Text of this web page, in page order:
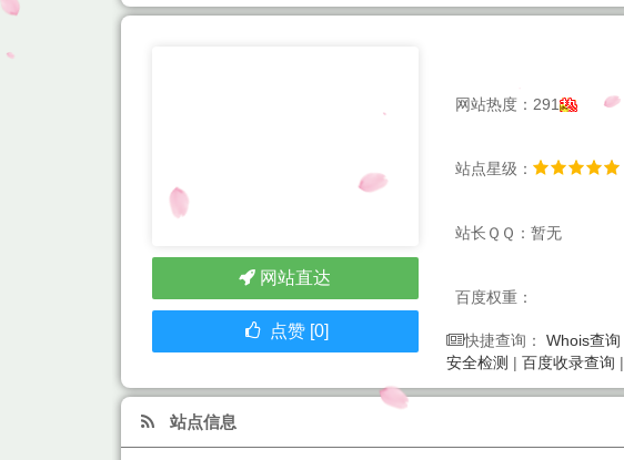
网站热度：291
站点星级：
站长ＱＱ：暂无
百度权重：
快捷查询： Whois查询
安全检测 | 百度收录查询 |
网站直达
点赞 [0]
站点信息